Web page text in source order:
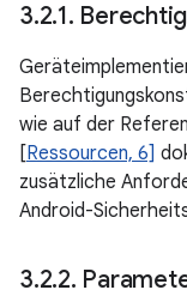
3.2.1.
wie auf der
[Ressourcen, 6]
zusätzliche
Android-
3.2.2.